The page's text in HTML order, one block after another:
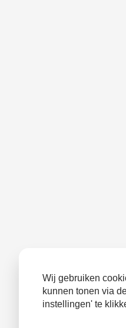
Wij gebruiken
kunnen tonen via
instellingen' te